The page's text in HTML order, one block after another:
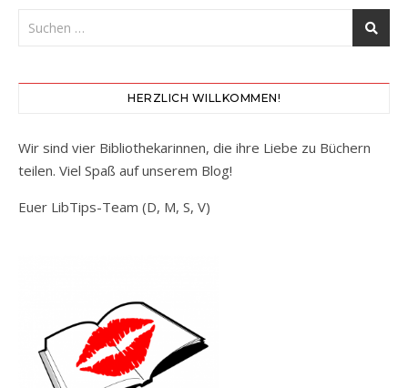
HERZLICH WILLKOMMEN!
Wir sind vier Bibliothekarinnen, die ihre Liebe zu Büchern
teilen. Viel Spaß auf unserem Blog!
Euer LibTips-Team (D, M, S, V)